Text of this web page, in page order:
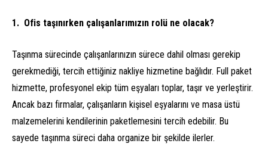
Ofis taşınırken çalışanlarımızın rolü ne olacak?
Taşınma sürecinde çalışanlarınızın sürece dahil olması gerekip
gerekmediği, tercih ettiğiniz nakliye hizmetine bağlıdır. Full paket
hizmette, profesyonel ekip tüm eşyaları toplar, taşır ve yerleştirir.
Ancak bazı firmalar, çalışanların kişisel eşyalarını ve masa üstü
malzemelerini kendilerinin paketlemesini tercih edebilir. Bu
sayede taşınma süreci daha organize bir şekilde ilerler.